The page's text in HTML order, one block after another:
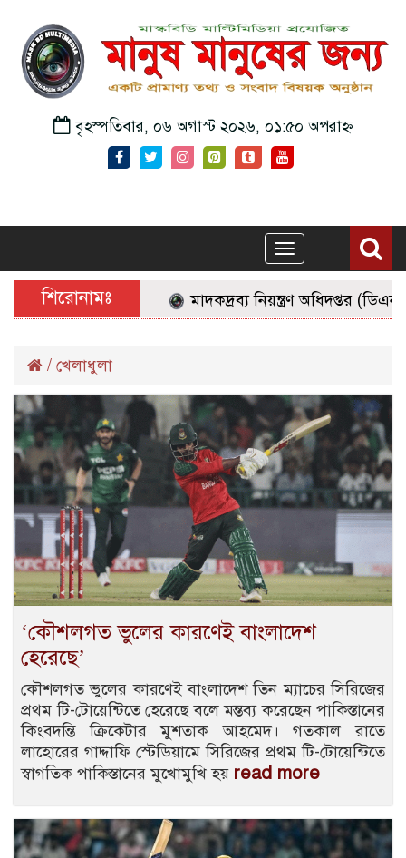
বৃহস্পতিবার, ০৬ অগাস্ট ২০২৬, ০১:৫০ অপরাহ্ন
Toggle
navigation
শিরোনামঃ মাদকদ্রব্য নিয়ন্ত্রণ অধিদপ্তর (ডিএনসি)-
/ খেলাধুলা
‘কৌশলগত ভুলের কারণেই বাংলাদেশ
হেরেছে’
কৌশলগত ভুলের কারণেই বাংলাদেশ তিন ম্যাচের সিরিজের
প্রথম টি-টোয়েন্টিতে হেরেছে বলে মন্তব্য করেছেন পাকিস্তানের
কিংবদন্তি ক্রিকেটার মুশতাক আহমেদ। গতকাল রাতে
লাহোরের গাদ্দাফি স্টেডিয়ামে সিরিজের প্রথম টি-টোয়েন্টিতে
স্বাগতিক পাকিস্তানের মুখোমুখি হয় read more